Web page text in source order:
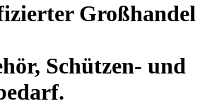
Großhandel
Schützen- und